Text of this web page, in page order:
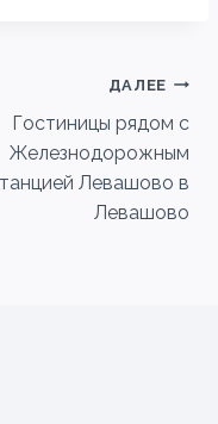
ДАЛЕЕ
Гостиницы рядом с
Железнодорожным
Левашово в
Левашово